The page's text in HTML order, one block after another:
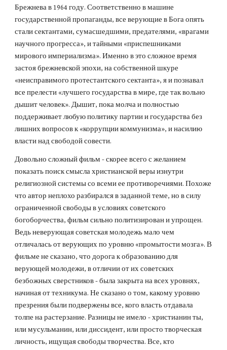
Брежнева в 1964 году. Соответственно в машине
государственной пропаганды, все верующие в Бога опять
стали сектантами, сумасшедшими, предателями, «врагами
научного прогресса», и тайными «приспешниками
мирового империализма». Именно в это сложное время
застоя брежневской эпохи, на собственной шкуре
«неисправимого протестантского сектанта», я и познавал
все прелести «лучшего государства в мире, где так вольно
дышит человек». Дышит, пока молча и полностью
поддерживает любую политику партии и государства без
лишних вопросов к «коррупции коммунизма», и насилию
власти над свободой совести.
Довольно сложный фильм - скорее всего с желанием
показать поиск смысла христианской веры изнутри
религиозной системы со всеми ее противоречиями. Похоже
что автор неплохо разбирался в заданной теме, но в силу
ограниченной свободы в условиях советского
богоборчества, фильм сильно политизирован и упрощен.
Ведь неверующая советская молодежь мало чем
отличалась от верующих по уровню «промытости мозга». В
фильме не сказано, что дорога к образованию для
верующей молодежи, в отличии от их советских
безбожных сверстников - была закрыта на всех уровнях,
начиная от техникума. Не сказано о том, какому уровню
презрения были подвержены все, кого власть отдавала
толпе на растерзание. Разницы не имело - христианин ты,
или мусульманин, или диссидент, или просто творческая
личность, ищущая свободы творчества. Все, кто